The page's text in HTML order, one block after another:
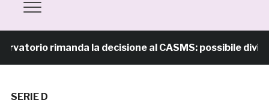
rimanda la decisione al CASMS: possibile divieto
SERIE D